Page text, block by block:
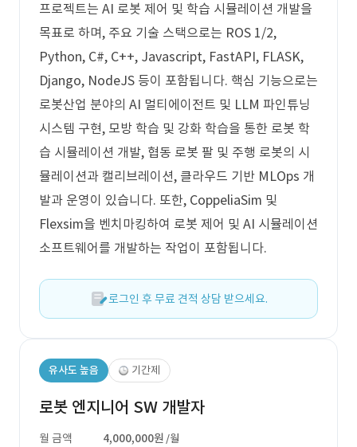
프로젝트는 AI 로봇 제어 및 학습 시뮬레이션 개발을
목표로 하며, 주요 기술 스택으로는 ROS 1/2,
Python, C#, C++, Javascript, FastAPI, FLASK,
Django, NodeJS 등이 포함됩니다. 핵심 기능으로는
로봇산업 분야의 AI 멀티에이전트 및 LLM 파인튜닝
시스템 구현, 모방 학습 및 강화 학습을 통한 로봇 학
습 시뮬레이션 개발, 협동 로봇 팔 및 주행 로봇의 시
뮬레이션과 캘리브레이션, 클라우드 기반 MLOps 개
발과 운영이 있습니다. 또한, CoppeliaSim 및
Flexsim을 벤치마킹하여 로봇 제어 및 AI 시뮬레이션
소프트웨어를 개발하는 작업이 포함됩니다.
로그인 후 무료 견적 상담 받으세요.
유사도 높음 기간제
로봇 엔지니어 SW 개발자
월 금액 4,000,000원 /월